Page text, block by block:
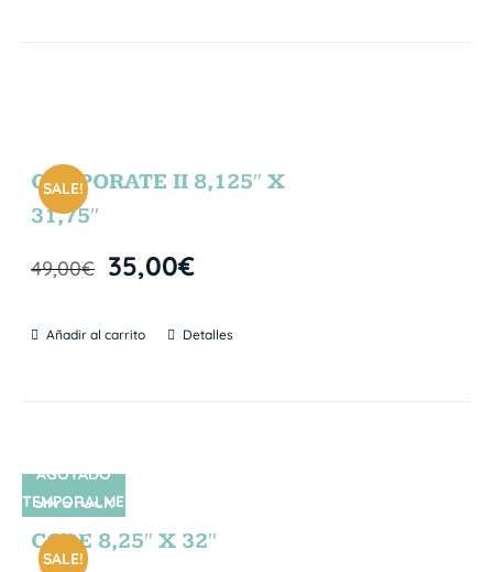
SALE!
CORPORATE II 8,125″ X
31,75″
49,00€ 35,00€
Añadir al carrito Detalles
SIN STOCK
SALE!
AGOTADO
TEMPORALME
NTE
CORE 8,25″ X 32″